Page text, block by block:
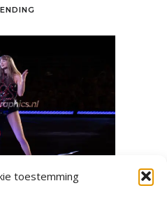
toestemming